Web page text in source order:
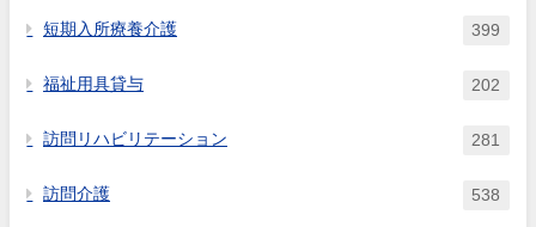
短期入所療養介護 399
福祉用具貸与 202
訪問リハビリテーション 281
訪問介護 538